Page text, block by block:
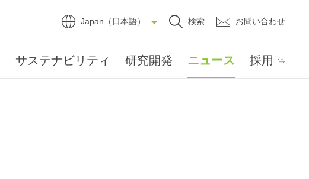
Japan（日本語） 検索 お問い合わせ
サステナビリティ 研究開発 ニュース 採用